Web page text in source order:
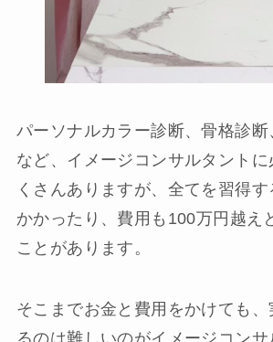
パーソナルカラー診断、骨格診
など、イメージコンサルタントに
くさんありますが、全てを習得
かかったり、費用も100万円越え
ことがあります。
そこまでお金と費用をかけても